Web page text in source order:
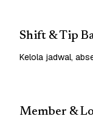
Shift & Tip
Kelola jadwal,
Member &